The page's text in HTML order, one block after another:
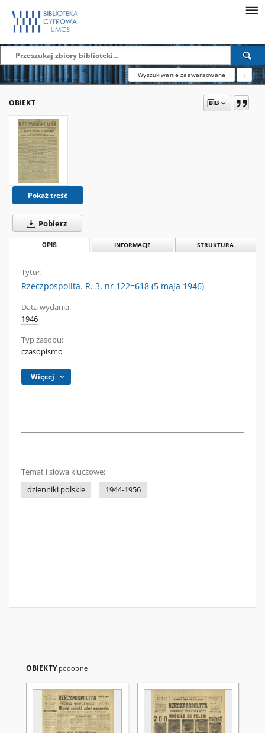
Wyszukiwanie zaawansowane ?
OBIEKT
Pokaż treść
Pobierz
OPIS INFORMACJE STRUKTURA
Tytuł:
Rzeczpospolita. R. 3, nr 122=618 (5 maja 1946)
Data wydania:
1946
Typ zasobu:
czasopismo
Więcej
Temat i słowa kluczowe:
dzienniki polskie
1944-1956
OBIEKTY podobne